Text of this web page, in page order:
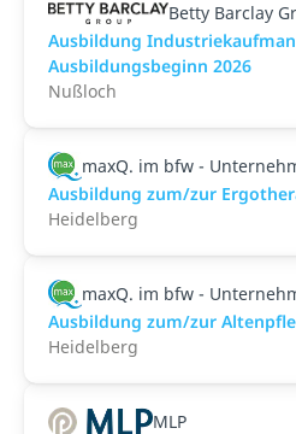
Betty Barclay
Ausbildung
Ausbildungsbeginn 2026
Nußloch
maxQ. im bfw -
Ausbildung zum/zur
Heidelberg
maxQ. im bfw -
Ausbildung zum/zur
Heidelberg
MLP